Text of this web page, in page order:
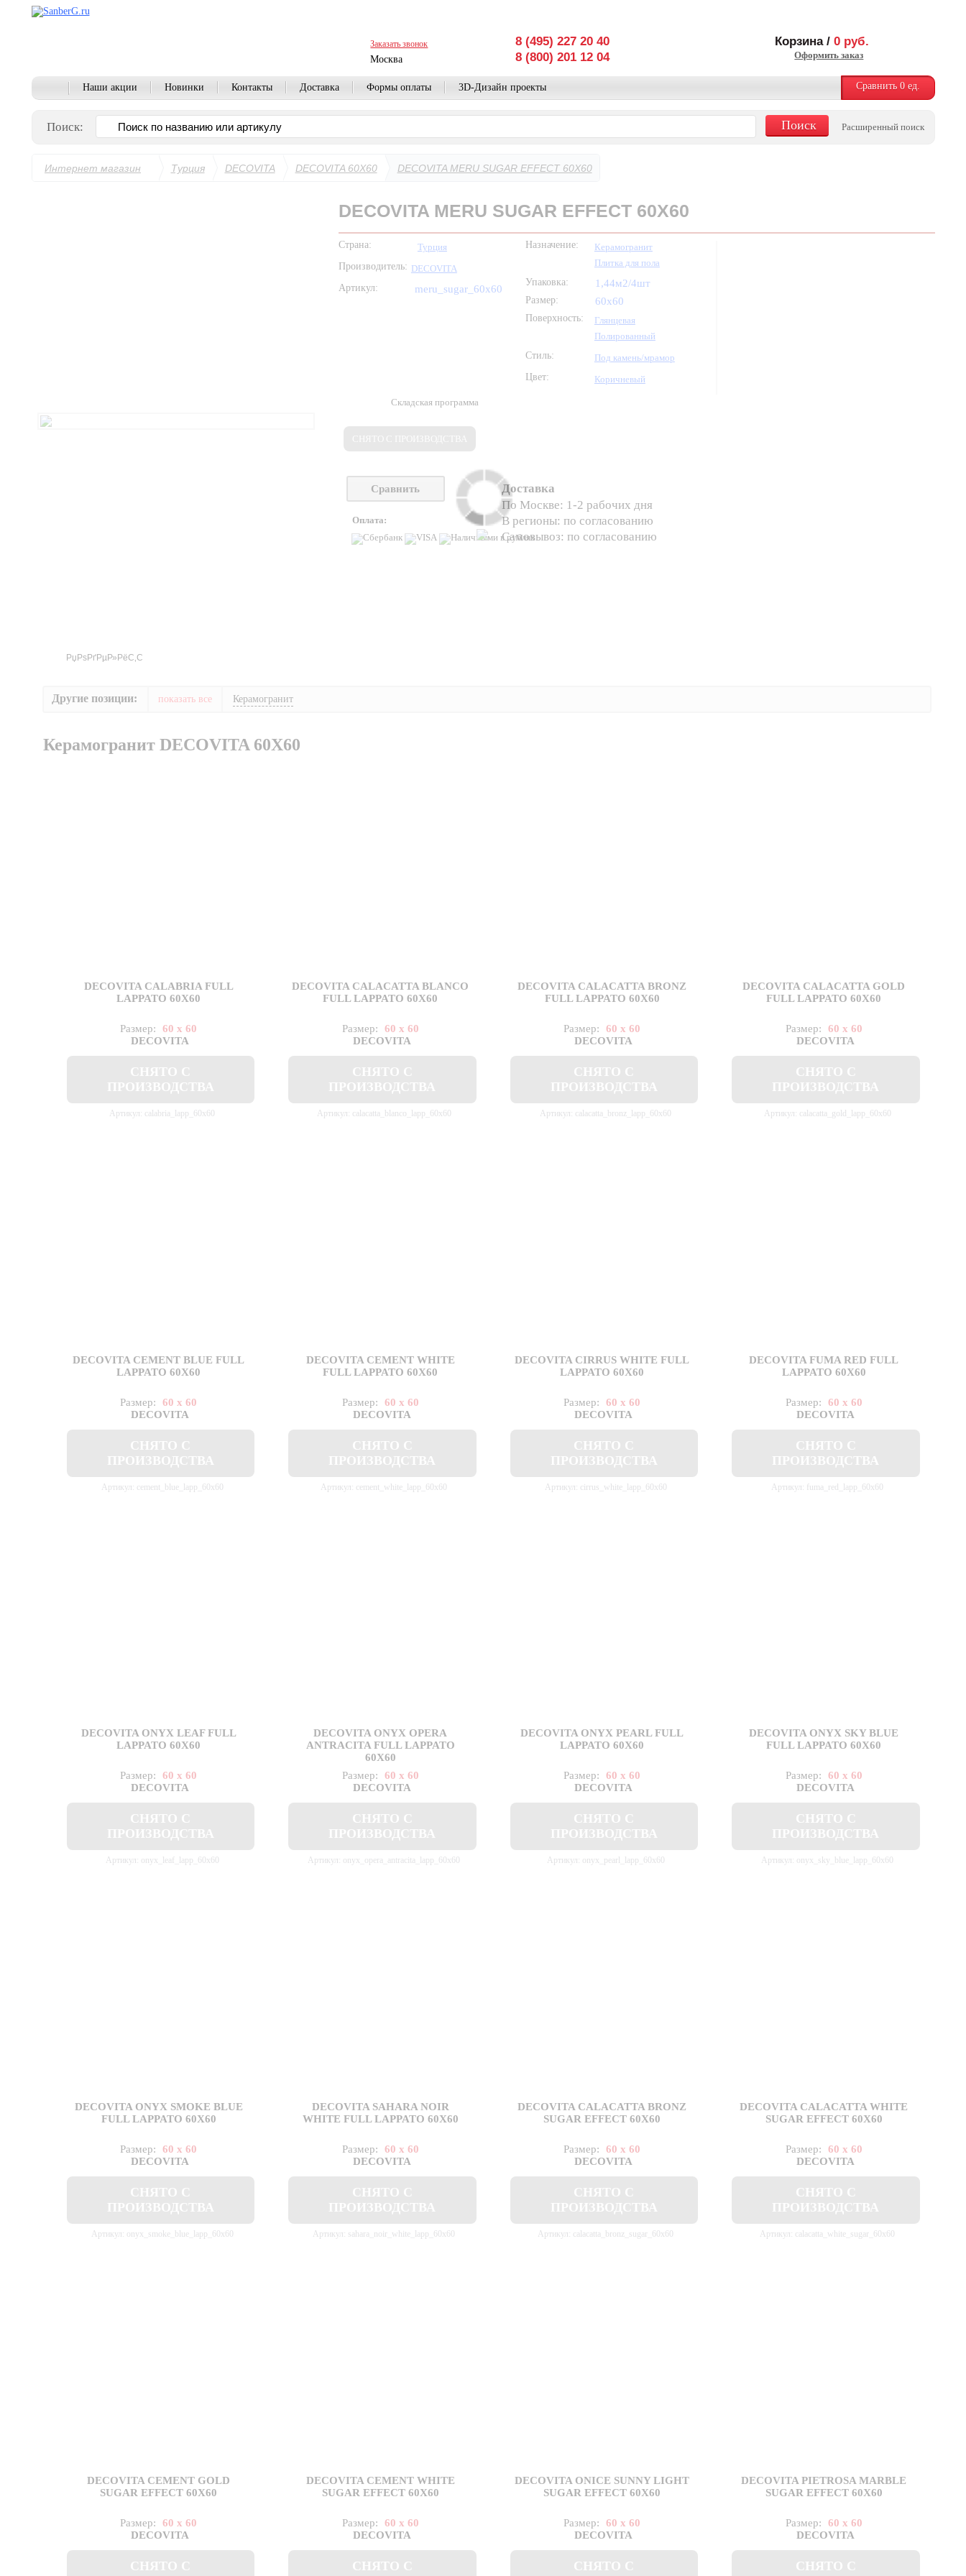
Заказать звонок
Москва
8 (495) 227 20 40
8 (800) 201 12 04
Корзина /0 руб.
Оформить заказ
Наши акции Новинки Контакты Доставка Формы оплаты 3D-Дизайн проекты Сравнить 0ед.
Поиск: Расширенный поиск
Интернет магазин Турция DECOVITA DECOVITA 60X60 DECOVITA MERU SUGAR EFFECT 60X60
DECOVITA MERU SUGAR EFFECT 60X60
Страна:
Турция
Производитель: DECOVITA
Артикул:
meru_sugar_60x60
Назначение:
Керамогранит
Плитка для пола
Упаковка:
1,44м2/4шт
Размер: 60x60
Поверхность:
Глянцевая
Полированный
Стиль:
Под камень/мрамор
Цвет:
Коричневый
Складская программа
Сравнить
Оплата:
Доставка
По Москве: 1-2 рабочих дня
В регионы: по согласованию
Самовывоз: по согласованию
Другие позиции: показать все Керамогранит
Керамогранит DECOVITA 60X60
DECOVITA CALABRIA FULL
LAPPATO 60X60
Размер:
60 x 60
DECOVITA
Артикул: calabria_lapp_60x60
DECOVITA CALACATTA BLANCO
FULL LAPPATO 60X60
Размер:
60 x 60
DECOVITA
Артикул: calacatta_blanco_lapp_60x60
DECOVITA CALACATTA BRONZ
FULL LAPPATO 60X60
Размер:
60 x 60
DECOVITA
Артикул: calacatta_bronz_lapp_60x60
DECOVITA CALACATTA GOLD
FULL LAPPATO 60X60
Размер:
60 x 60
DECOVITA
Артикул: calacatta_gold_lapp_60x60
DECOVITA CEMENT BLUE FULL
LAPPATO 60X60
Размер:
60 x 60
DECOVITA
Артикул: cement_blue_lapp_60x60
DECOVITA CEMENT WHITE
FULL LAPPATO 60X60
Размер:
60 x 60
DECOVITA
Артикул: cement_white_lapp_60x60
DECOVITA CIRRUS WHITE FULL
LAPPATO 60X60
Размер:
60 x 60
DECOVITA
Артикул: cirrus_white_lapp_60x60
DECOVITA FUMA RED FULL
LAPPATO 60X60
Размер:
60 x 60
DECOVITA
Артикул: fuma_red_lapp_60x60
DECOVITA ONYX LEAF FULL
LAPPATO 60X60
Размер:
60 x 60
DECOVITA
Артикул: onyx_leaf_lapp_60x60
DECOVITA ONYX OPERA
ANTRACITA FULL LAPPATO
60X60
Размер:
60 x 60
DECOVITA
Артикул: onyx_opera_antracita_lapp_60x60
DECOVITA ONYX PEARL FULL
LAPPATO 60X60
Размер:
60 x 60
DECOVITA
Артикул: onyx_pearl_lapp_60x60
DECOVITA ONYX SKY BLUE
FULL LAPPATO 60X60
Размер:
60 x 60
DECOVITA
Артикул: onyx_sky_blue_lapp_60x60
DECOVITA ONYX SMOKE BLUE
FULL LAPPATO 60X60
Размер:
60 x 60
DECOVITA
Артикул: onyx_smoke_blue_lapp_60x60
DECOVITA SAHARA NOIR
WHITE FULL LAPPATO 60X60
Размер:
60 x 60
DECOVITA
Артикул: sahara_noir_white_lapp_60x60
DECOVITA CALACATTA BRONZ
SUGAR EFFECT 60X60
Размер:
60 x 60
DECOVITA
Артикул: calacatta_bronz_sugar_60x60
DECOVITA CALACATTA WHITE
SUGAR EFFECT 60X60
Размер:
60 x 60
DECOVITA
Артикул: calacatta_white_sugar_60x60
DECOVITA CEMENT GOLD
SUGAR EFFECT 60X60
Размер:
60 x 60
DECOVITA
DECOVITA CEMENT WHITE
SUGAR EFFECT 60X60
Размер:
60 x 60
DECOVITA
DECOVITA ONICE SUNNY LIGHT
SUGAR EFFECT 60X60
Размер:
60 x 60
DECOVITA
DECOVITA PIETROSA MARBLE
SUGAR EFFECT 60X60
Размер:
60 x 60
DECOVITA